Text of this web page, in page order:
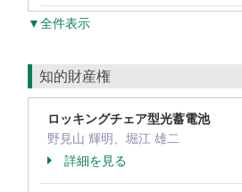
▼全件表示
知的財産権
ロッキングチェア型光蓄電池
野見山 輝明、堀江 雄二
詳細を見る